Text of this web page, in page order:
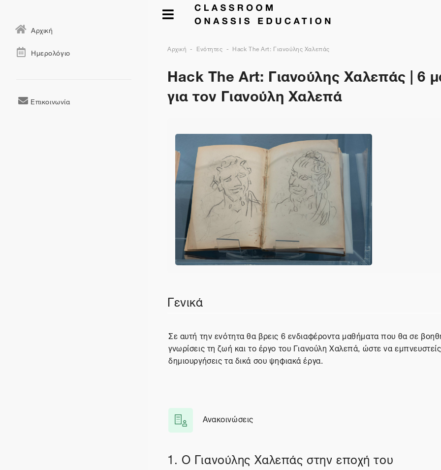
Αρχική Ενότητες Hack The Art: Γιανούλης Χαλεπάς
Hack The Art: Γιανούλης Χαλεπάς | 6
για τον Γιανούλη Χαλεπά
Περιγραφή θέματος
Γενικά
Σε αυτή την ενότητα θα βρεις 6 ενδιαφέροντα μαθήματα που θα σε
γνωρίσεις τη ζωή και το έργο του Γιανούλη Χαλεπά, ώστε να
δημιουργήσεις τα δικά σου ψηφιακά έργα.
Ανακοινώσεις
Φόρουμ
1. Ο Γιανούλης Χαλεπάς στην εποχή του
Αρχική
Ημερολόγιο
Επικοινωνία